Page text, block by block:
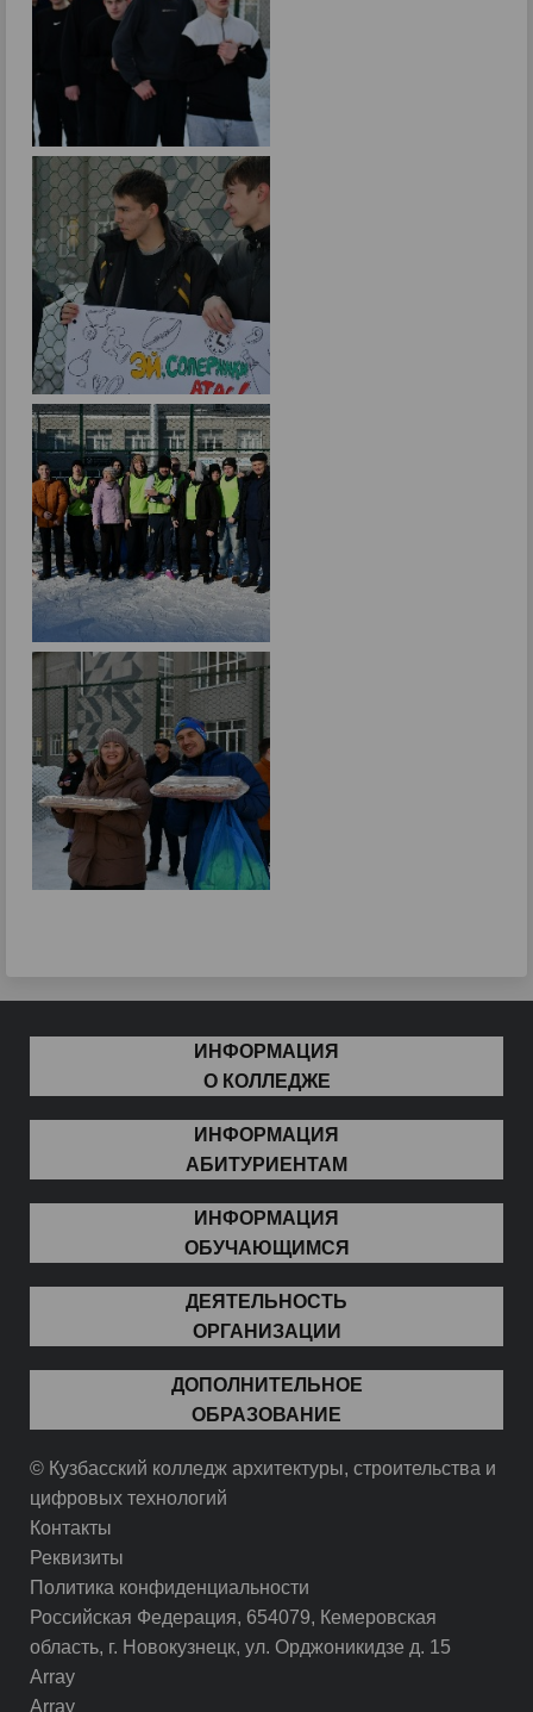
ИНФОРМАЦИЯ
О КОЛЛЕДЖЕ
ИНФОРМАЦИЯ
АБИТУРИЕНТАМ
ИНФОРМАЦИЯ
ОБУЧАЮЩИМСЯ
ДЕЯТЕЛЬНОСТЬ
ОРГАНИЗАЦИИ
ДОПОЛНИТЕЛЬНОЕ
ОБРАЗОВАНИЕ
© Кузбасский колледж архитектуры, строительства и
цифровых технологий
Контакты
Реквизиты
Политика конфиденциальности
Российская Федерация, 654079, Кемеровская
область, г. Новокузнецк, ул. Орджоникидзе д. 15
Array
Array